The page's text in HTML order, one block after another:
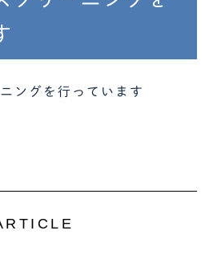
ングを行っています